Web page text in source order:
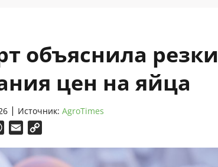
объяснила
цен на яйца
Источник: AgroTimes
WhatsApp
Email